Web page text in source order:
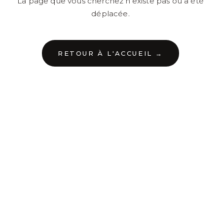
déplacée.
RETOUR À L'ACCUEIL →